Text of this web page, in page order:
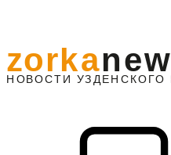
НО ВОСТИ УЗДЕНС КО ГО
zorkanew